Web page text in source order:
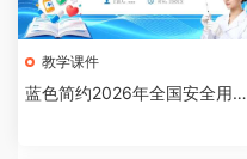
教学课件
蓝色简约2026年全国安全用药